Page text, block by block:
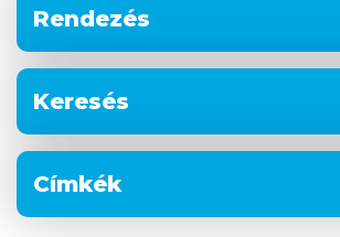
Rendezés
Keresés
Címkék